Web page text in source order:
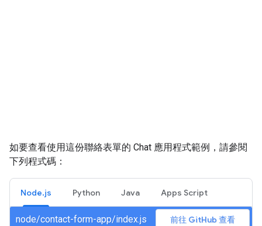
如要查看使用這份聯絡表單的 Chat 應用程式範例，請參閱
下列程式碼：
Node.js Python Java Apps Script
node/contact-form-app/index.js 前往 GitHub 查看